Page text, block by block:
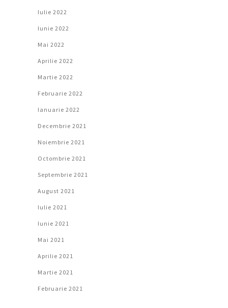
Iulie 2022
Iunie 2022
Mai 2022
Aprilie 2022
Martie 2022
Februarie 2022
Ianuarie 2022
Decembrie 2021
Noiembrie 2021
Octombrie 2021
Septembrie 2021
August 2021
Iulie 2021
Iunie 2021
Mai 2021
Aprilie 2021
Martie 2021
Februarie 2021